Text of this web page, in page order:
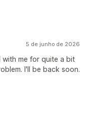
5 de junho de 2026
me for quite a bit
I'll be back soon.